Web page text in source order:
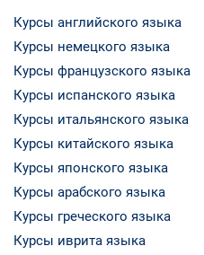
Курсы английского языка
Курсы немецкого языка
Курсы французского языка
Курсы испанского языка
Курсы итальянского языка
Курсы китайского языка
Курсы японского языка
Курсы арабского языка
Курсы греческого языка
Курсы иврита языка